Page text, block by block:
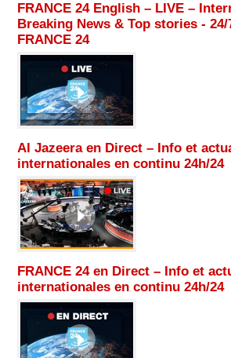
FRANCE 24 English – LIVE –
Breaking News & Top stories - 24/
FRANCE 24
Al Jazeera en Direct – Info et
internationales en continu 24h/24
FRANCE 24 en Direct – Info et
internationales en continu 24h/24